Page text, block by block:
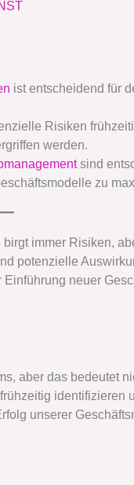
ist entscheidend für
Risiken
werden.
sind
zu
immer Risiken,
potenzielle
neuer
aber das bedeutet
identifizieren
unserer